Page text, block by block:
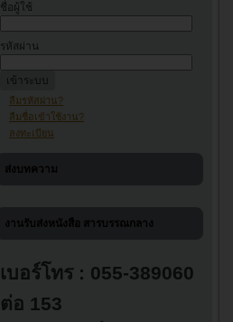
ชื่อผู้ใช้
รหัสผ่าน
ลืมรหัสผ่าน?
ลืมชื่อเข้าใช้งาน?
ลงทะเบียน
ส่งบทความ
งานรับส่งหนังสือ สารบรรณกลาง
เบอร์โทร : 055-389060
ต่อ 153